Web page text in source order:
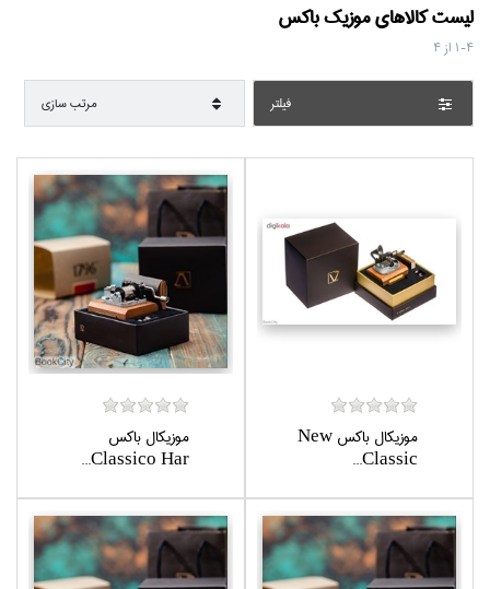
ليست کالا‌هايموزيك باكس
1-4 از4
فيلتر مرتب سازي
موزيكال باكس New
Classic...
موزيكال باكس
Classico Har...